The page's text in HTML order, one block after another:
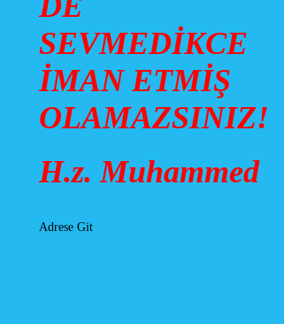
SEVMEDİKCE
İMAN ETMİŞ
OLAMAZSINIZ!
H.z. Muhammed
Adrese Git